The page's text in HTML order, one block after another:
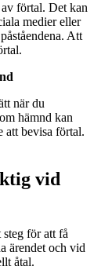
förtal. Det kan
medier eller
Att
när du
hämnd kan
att bevisa förtal.
vid
för att få
ärendet och vid
åtal.